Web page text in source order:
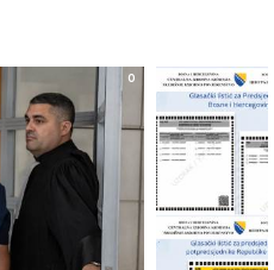
0